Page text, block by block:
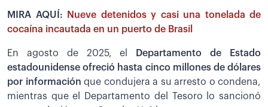
MIRA AQUÍ:
Nueve detenidos y casi una tonelada de
cocaína incautada en un puerto de Brasil
En agosto de 2025, el
Departamento de Estado
estadounidense ofreció hasta cinco millones de dólares
por información que condujera a su arresto o condena,
mientras que el Departamento del Tesoro lo sancionó